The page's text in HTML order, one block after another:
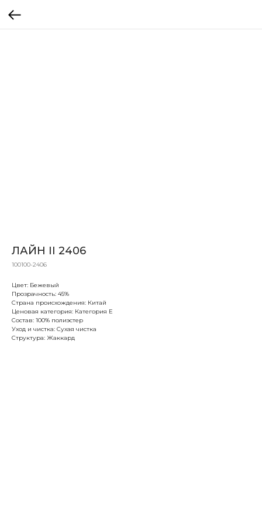
ЛАЙН II 2406
100100-2406
Цвет: Бежевый
Прозрачность: 45%
Страна происхождения: Китай
Ценовая категория: Категория Е
Состав: 100% полиэстер
Уход и чистка: Сухая чистка
Структура: Жаккард